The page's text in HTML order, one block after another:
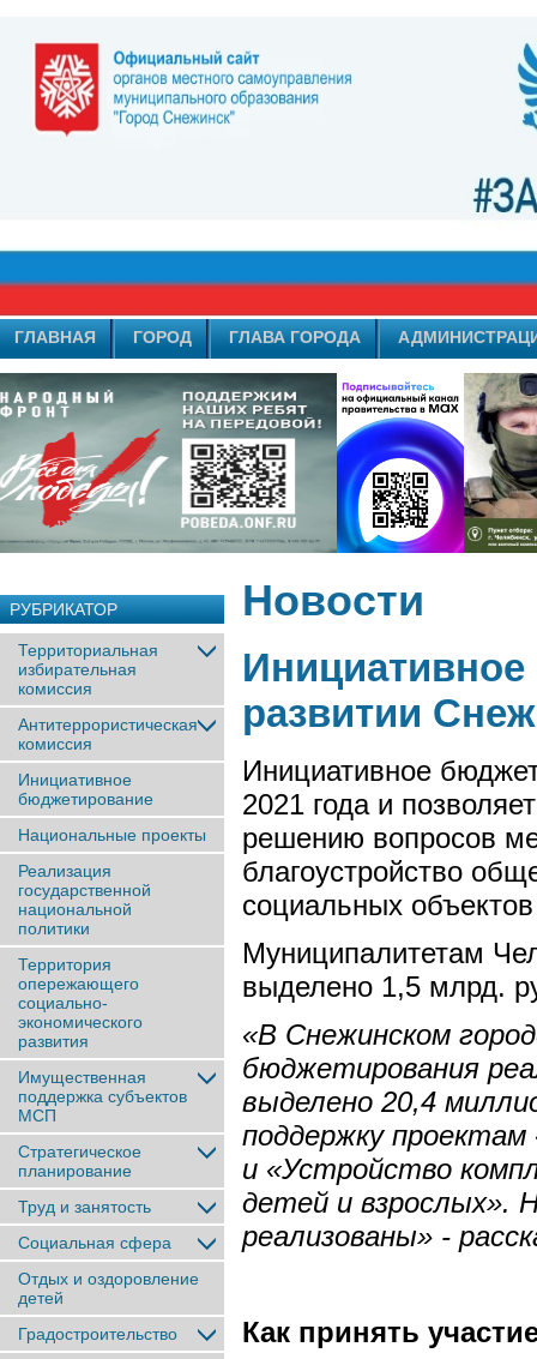
ГЛАВНАЯ ГОРОД ГЛАВА ГОРОДА
РУБРИКАТОР
Территориальная
избирательная
комиссия
Антитеррористическая
комиссия
Инициативное
бюджетирование
Национальные проекты
Реализация
государственной
национальной
политики
Территория
опережающего
социально-
экономического
развития
Имущественная
поддержка субъектов
МСП
Стратегическое
планирование
Труд и занятость
Социальная сфера
Отдых и оздоровление
детей
Градостроительство
Новости
развитии
Инициативное
2021 года и
решению вопросов
благоустройство
социальных
Муниципалитетам
выделено 1,5 млрд.
«В Снежинском
бюджетирования
выделено 20,4
поддержку
и «Устройство
детей и взрослых».
реализованы» -
Как принять